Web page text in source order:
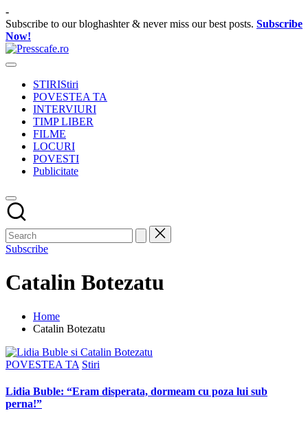
Skip
to
content
-
Subscribe to our bloghashter & never miss our best posts. Subscribe
Now!
Presscafe.ro
Cafeneau
urbaneSTIRIStiri
POVESTEA TA
INTERVIURI
TIMP LIBER
FILME
LOCURI
POVESTI
Publicitate
Subscribe
Catalin Botezatu
Home
Catalin Botezatu
Posted
POVESTEA TA Stiri
Lidia Buble: “Eram disperata, dormeam cu poza lui sub
perna!”